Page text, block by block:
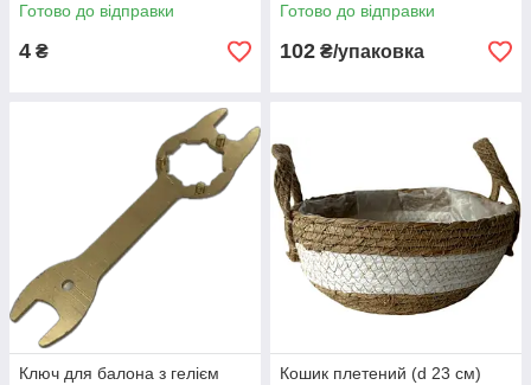
Готово до відправки
4 ₴
Готово до відправки
102 ₴/упаковка
Ключ для балона з гелієм
Кошик плетений (d 23 см)